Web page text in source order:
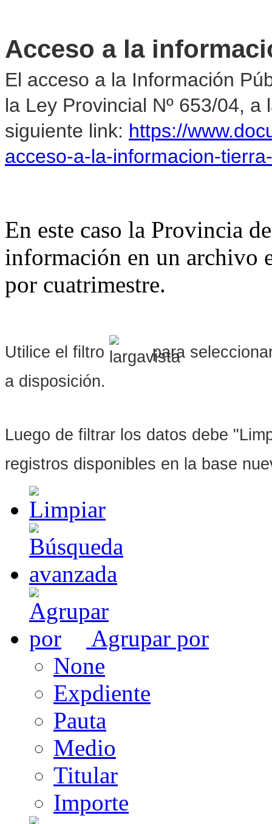
Acceso a la
El acceso a la Información
la Ley Provincial Nº 653/04,
siguiente link: https://
acceso-a-la-informacion-
En este caso la Provincia
información en un archivo
por cuatrimestre.
Utilice el filtro
para
a disposición.
Luego de filtrar los datos debe
registros disponibles en la base
Agrupar por
None
Expdiente
Pauta
Medio
Titular
Importe